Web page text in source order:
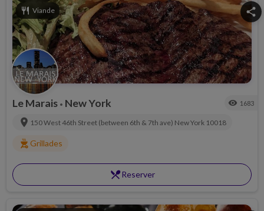
restaurant Viande share
Le Marais • New York visibility 1683
location_on 150 West 46th Street (between 6th & 7th ave) New York 10018
outdoor_grill Grillades
restaurant_menuReserver